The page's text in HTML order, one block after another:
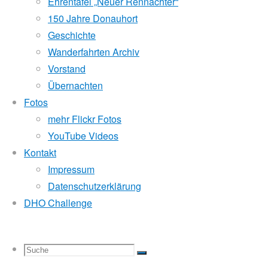
150 Jahre Donauhort
Geschichte
Wanderfahrten Archiv
Vorstand
Übernachten
Fotos
mehr Flickr Fotos
YouTube Videos
Kontakt
Impressum
Datenschutzerklärung
DHO Challenge
Suche
Suchen
Suche
2015
September
2015
2017
Wanderfahrt
Freunden“
Seichtstellen
Schleusenstatus
Windfinder Kuchelauer Hafen
Mitglied der
Godfrey Donauhort Club Kit
Sternfahrten Archiv
Ruderlinks-
Impressum-
nach: